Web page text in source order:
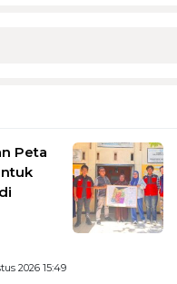
Peta
2026 15:49